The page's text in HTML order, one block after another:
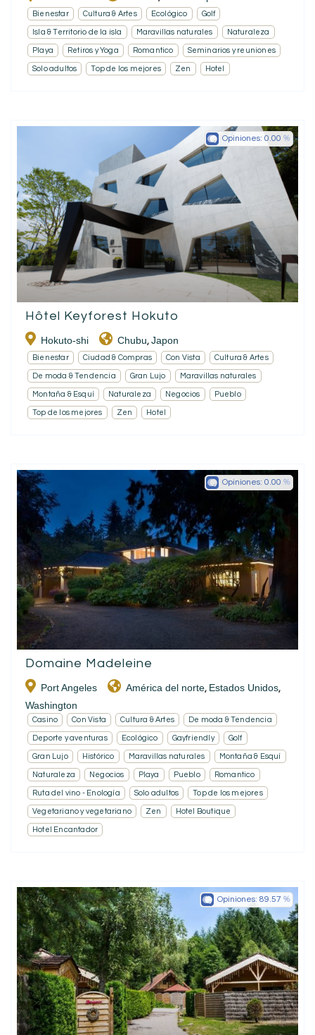
Bienestar Cultura & Artes Ecológico Golf
Isla & Territorio de la isla Maravillas naturales Naturaleza
Playa Retiros y Yoga Romantico Seminarios y reuniones
Solo adultos Top de los mejores Zen Hotel
Hôtel Keyforest Hokuto
Hokuto-shi Chubu, Japon
Opiniones: 0.00
Bienestar Ciudad & Compras Con Vista Cultura & Artes
De moda & Tendencia Gran Lujo Maravillas naturales
Montaña & Esquí Naturaleza Negocios Pueblo
Top de los mejores Zen Hotel
Domaine Madeleine
Port Angeles América del norte, Estados Unidos,
Washington
Opiniones: 0.00
Casino Con Vista Cultura & Artes De moda & Tendencia
Deporte y aventuras Ecológico Gayfriendly Golf
Gran Lujo Histórico Maravillas naturales Montaña & Esquí
Naturaleza Negocios Playa Pueblo Romantico
Ruta del vino - Enología Solo adultos Top de los mejores
Vegetariano y vegetariano Zen Hotel Boutique
Hotel Encantador
Opiniones: 89.57